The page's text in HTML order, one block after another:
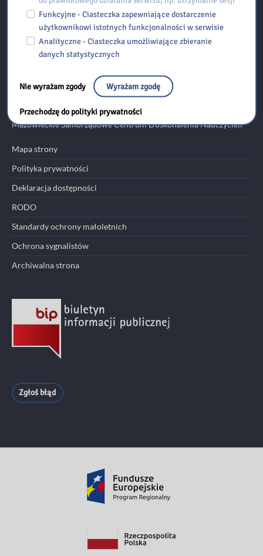
Przydatne linki
Ministerstwo Edukacji Narodowej
Ośrodek Edukacji Informatycznej i Zastosowań Komputerów w
Mazowieckie Samorządowe Centrum Doskonalenia Nauczycieli
Mapa strony
Polityka prywatności
Deklaracja dostępności
RODO
Standardy ochrony małoletnich
Ochrona sygnalistów
Archiwalna strona
Zgłoś błąd
Funkcyjne - Ciasteczka zapewniające dostarczenie
użytkownikowi istotnych funkcjonalności w serwisie
Analityczne - Ciasteczka umożliwiające zbieranie
danych statystycznych
Nie wyrażam zgody Wyrażam zgodę
Przechodzę do polityki prywatności